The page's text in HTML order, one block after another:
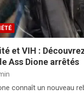
et VIH :
Ass Dione arrêtés
connaît un nouveau